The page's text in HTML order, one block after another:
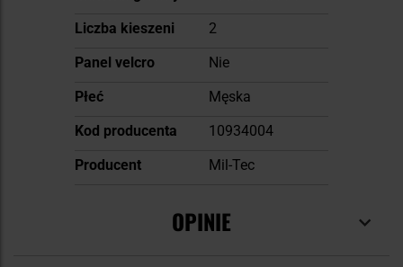
Liczba kieszeni
2
Panel velcro
Nie
Płeć
Męska
Kod producenta
10934004
Producent
Mil-Tec
OPINIE